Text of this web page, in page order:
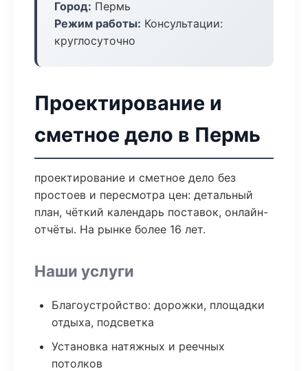
Город: Пермь
Режим работы: Консультации:
круглосуточно
Проектирование и
сметное дело в Пермь
проектирование и сметное дело без
простоев и пересмотра цен: детальный
план, чёткий календарь поставок, онлайн-
отчёты. На рынке более 16 лет.
Наши услуги
Благоустройство: дорожки, площадки
отдыха, подсветка
Установка натяжных и реечных
потолков